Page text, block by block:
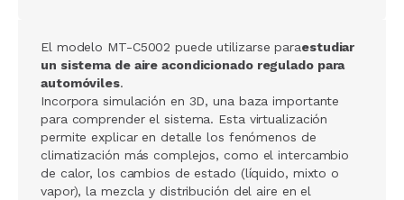
El modelo MT-C5002 puede utilizarse paraestudiar
un sistema de aire acondicionado regulado para
automóviles.
Incorpora simulación en 3D, una baza importante
para comprender el sistema. Esta virtualización
permite explicar en detalle los fenómenos de
climatización más complejos, como el intercambio
de calor, los cambios de estado (líquido, mixto o
vapor), la mezcla y distribución del aire en el